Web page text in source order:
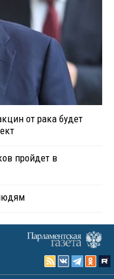
от рака будет
пройдет в